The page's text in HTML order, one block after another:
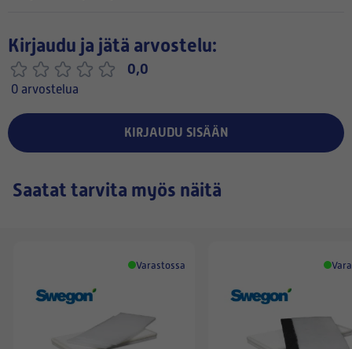
Kirjaudu ja jätä arvostelu:
0,0
0 arvostelua
KIRJAUDU SISÄÄN
Saatat tarvita myös näitä
Varastossa